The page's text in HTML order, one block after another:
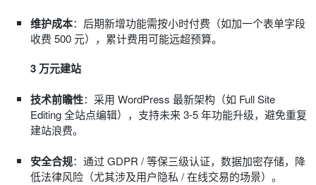
维护成本：后期新增功能需按小时付费（如加一个表单字段
收费 500 元），累计费用可能远超预算。
3 万元建站
技术前瞻性：采用 WordPress 最新架构（如 Full Site
Editing 全站点编辑），支持未来 3-5 年功能升级，避免重复
建站浪费。
安全合规：通过 GDPR / 等保三级认证，数据加密存储，降
低法律风险（尤其涉及用户隐私 / 在线交易的场景）。